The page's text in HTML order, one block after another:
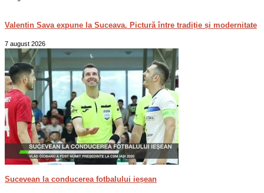
Valentin Sava expune la Suceava. Pictură între tradiție și modernitate
7 august 2026
Sucevean la conducerea fotbalului ieșean